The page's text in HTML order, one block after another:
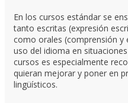
En los cursos estándar se
tanto escritas (expresión
como orales (comprensión y
uso del idioma en
cursos es especialmente
quieran mejorar y poner en
lingüísticos.